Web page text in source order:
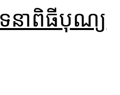
នាពិធីបុណ្យ